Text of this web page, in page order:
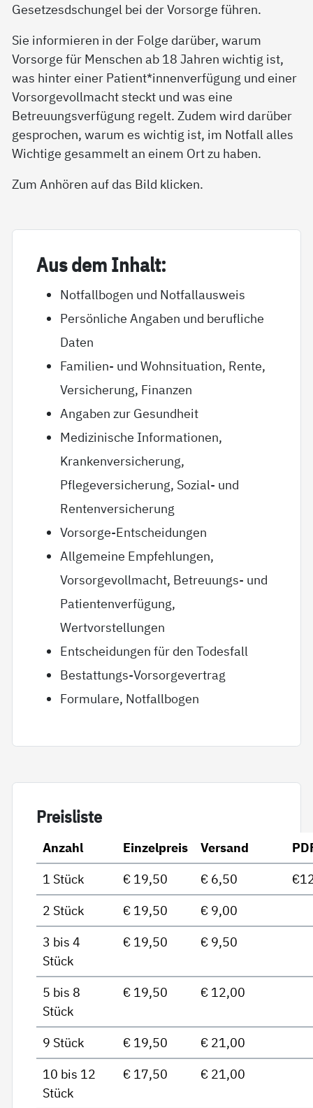
Gesetzesdschungel bei der Vorsorge führen.
Sie informieren in der Folge darüber, warum
Vorsorge für Menschen ab 18 Jahren wichtig ist,
was hinter einer Patient*innenverfügung und einer
Vorsorgevollmacht steckt und was eine
Betreuungsverfügung regelt. Zudem wird darüber
gesprochen, warum es wichtig ist, im Notfall alles
Wichtige gesammelt an einem Ort zu haben.
Zum Anhören auf das Bild klicken.
Aus dem In­halt:
Notfallbogen und Notfallausweis
Persönliche Angaben und berufliche
Daten
Familien- und Wohnsituation, Rente,
Versicherung, Finanzen
Angaben zur Gesundheit
Medizinische Informationen,
Krankenversicherung,
Pflegeversicherung, Sozial- und
Rentenversicherung
Vorsorge-Entscheidungen
Allgemeine Empfehlungen,
Vorsorgevollmacht, Betreuungs- und
Patientenverfügung,
Wertvorstellungen
Entscheidungen für den Todesfall
Bestattungs-Vorsorgevertrag
Formulare, Notfallbogen
Preis­lis­te
Anzahl Einzelpreis Versand
1 Stück
€ 19,50 € 6,50
2 Stück
€ 19,50
€ 9,00
3 bis 4
Stück
€ 19,50 € 9,50
5 bis 8
Stück
€ 19,50 € 12,00
9 Stück € 19,50
€ 21,00
10 bis 12
Stück
€ 17,50 € 21,00